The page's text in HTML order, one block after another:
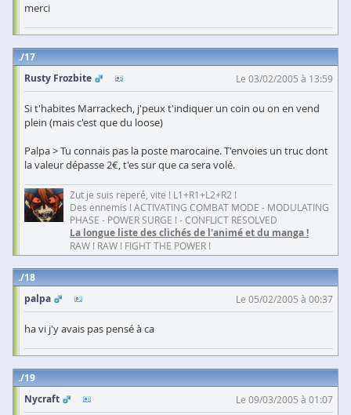
merci
17
Rusty Frozbite
Le 03/02/2005 à 13:59
Si t'habites Marrackech, j'peux t'indiquer un coin ou on en vend
plein (mais c'est que du loose)
Palpa > Tu connais pas la poste marocaine. T'envoies un truc dont
la valeur dépasse 2€, t'es sur que ca sera volé.
Zut je suis reperé, vite ! L1+R1+L2+R2 !
Des ennemis ! ACTIVATING COMBAT MODE - MODULATING
PHASE - POWER SURGE ! - CONFLICT RESOLVED
La longue liste des clichés de l'animé et du manga !
RAW ! RAW ! FIGHT THE POWER !
18
palpa
Le 05/02/2005 à 00:37
ha vi j'y avais pas pensé à ca
19
Nycraft
Le 09/03/2005 à 01:07